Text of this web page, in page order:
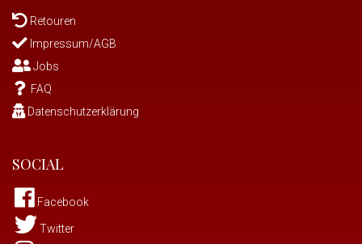
Retouren
Impressum/AGB
Jobs
FAQ
Datenschutzerklärung
SOCIAL
Facebook
Twitter